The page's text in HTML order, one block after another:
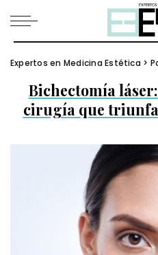
Expertos en Medicina Estética >
Bichectomía
cirugía que